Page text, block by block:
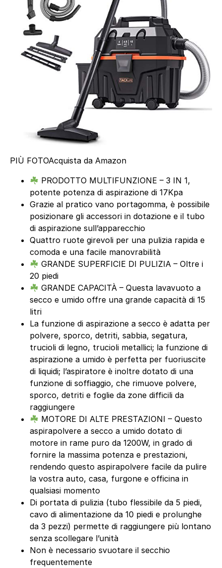
PIÙ FOTOAcquista da Amazon
PRODOTTO MULTIFUNZIONE – 3 IN 1,
potente potenza di aspirazione di 17Kpa
Grazie al pratico vano portagomma, è possibile
posizionare gli accessori in dotazione e il tubo
di aspirazione sull’apparecchio
Quattro ruote girevoli per una pulizia rapida e
comoda e una facile manovrabilità
GRANDE SUPERFICIE DI PULIZIA – Oltre i
20 piedi
GRANDE CAPACITÀ – Questa lavavuoto a
secco e umido offre una grande capacità di 15
litri
La funzione di aspirazione a secco è adatta per
polvere, sporco, detriti, sabbia, segatura,
trucioli di legno, trucioli metallici; la funzione di
aspirazione a umido è perfetta per fuoriuscite
di liquidi; l’aspiratore è inoltre dotato di una
funzione di soffiaggio, che rimuove polvere,
sporco, detriti e foglie da zone difficili da
raggiungere
MOTORE DI ALTE PRESTAZIONI – Questo
aspirapolvere a secco a umido dotato di
motore in rame puro da 1200W, in grado di
fornire la massima potenza e prestazioni,
rendendo questo aspirapolvere facile da pulire
la vostra auto, casa, furgone e officina in
qualsiasi momento
Di portata di pulizia (tubo flessibile da 5 piedi,
cavo di alimentazione da 10 piedi e prolunghe
da 3 pezzi) permette di raggiungere più lontano
senza scollegare l’unità
Non è necessario svuotare il secchio
frequentemente